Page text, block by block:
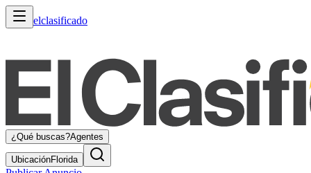
elclasificado
¿Qué buscas?Agentes
UbicaciónFlorida